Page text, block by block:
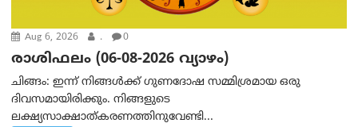
Aug 6, 2026 . 0
രാശിഫലം (06-08-2026 വ്യാഴം)
ചിങ്ങം: ഇന്ന് നിങ്ങൾക്ക് ഗുണദോഷ സമ്മിശ്രമായ ഒരു
ദിവസമായിരിക്കും. നിങ്ങളുടെ
ലക്ഷ്യസാക്ഷാത്കരണത്തിനുവേണ്ടി...